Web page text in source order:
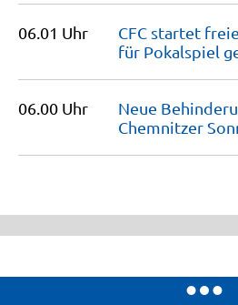
06.01 Uhr
CFC startet
für Pokalspiel
06.00 Uhr
Neue
Chemnitzer